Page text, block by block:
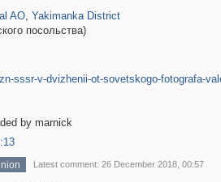
AO, Yakimanka District
посольства)
sssr-v-dvizhenii-ot-sovetskogo-fotografa-
by marnick
Latest comment: 26 December 2018, 00:57